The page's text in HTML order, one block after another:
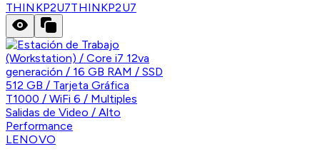
THINKP2U7THINKP2U7
LENOVO